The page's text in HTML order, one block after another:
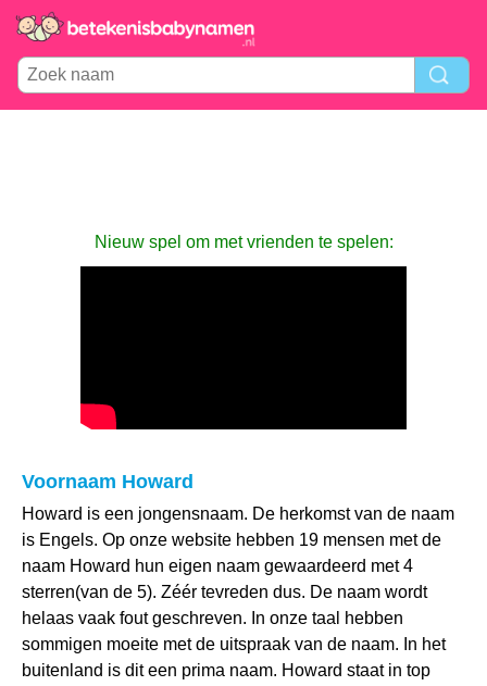
Nieuw spel om met vrienden te spelen:
Voornaam Howard
Howard is een jongensnaam. De herkomst van de naam
is Engels. Op onze website hebben 19 mensen met de
naam Howard hun eigen naam gewaardeerd met 4
sterren(van de 5). Zéér tevreden dus. De naam wordt
helaas vaak fout geschreven. In onze taal hebben
sommigen moeite met de uitspraak van de naam. In het
buitenland is dit een prima naam. Howard staat in top